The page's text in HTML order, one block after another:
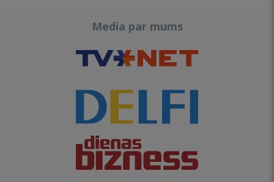
Media par mums